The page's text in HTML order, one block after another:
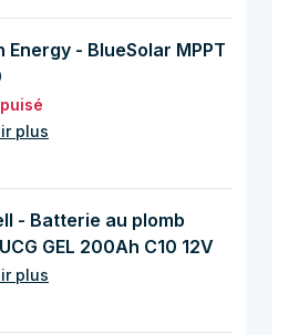
Energy - BlueSolar MPPT
plus
- Batterie au plomb
GEL 200Ah C10 12V
plus